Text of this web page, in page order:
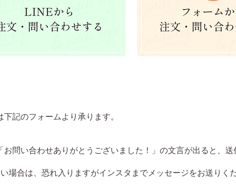
下記のフォームより承ります。
問い合わせありがとうございました！」の文言が出ると、送
場合は、恐れ入りますがインスタまでメッセージをお送りくだ